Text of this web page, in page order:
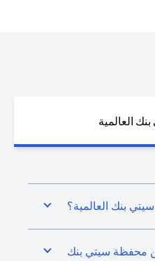
العالمية
بنك العالمية؟
محفظة سيتي بنك